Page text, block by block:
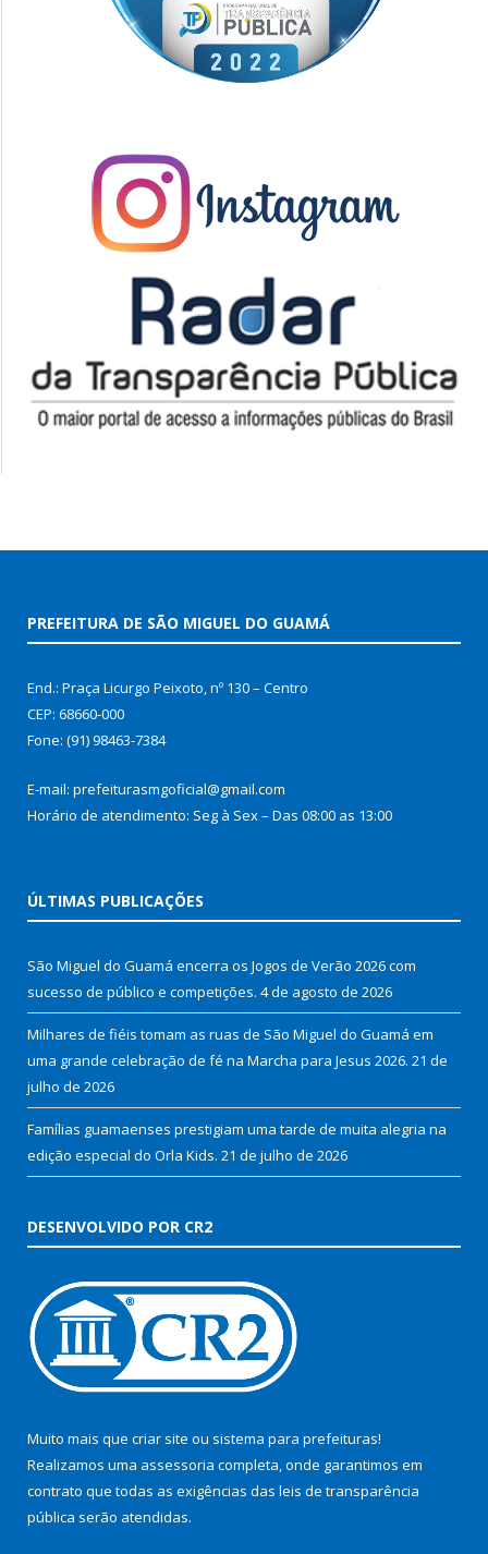
PREFEITURA DE SÃO MIGUEL DO GUAMÁ
End.: Praça Licurgo Peixoto, nº 130 – Centro
CEP: 68660-000
Fone: (91) 98463-7384
E-mail: prefeiturasmgoficial@gmail.com
Horário de atendimento: Seg à Sex – Das 08:00 as 13:00
ÚLTIMAS PUBLICAÇÕES
São Miguel do Guamá encerra os Jogos de Verão 2026 com
sucesso de público e competições. 4 de agosto de 2026
Milhares de fiéis tomam as ruas de São Miguel do Guamá em
uma grande celebração de fé na Marcha para Jesus 2026. 21 de
julho de 2026
Famílias guamaenses prestigiam uma tarde de muita alegria na
edição especial do Orla Kids. 21 de julho de 2026
DESENVOLVIDO POR CR2
Muito mais que criar site ou sistema para prefeituras!
Realizamos uma assessoria completa, onde garantimos em
contrato que todas as exigências das leis de transparência
pública serão atendidas.